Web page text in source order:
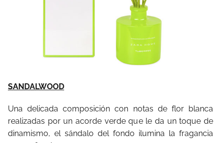
SANDALWOOD
Una delicada composición con notas de flor blanca
realizadas por un acorde verde que le da un toque de
dinamismo, el sándalo del fondo ilumina la fragancia